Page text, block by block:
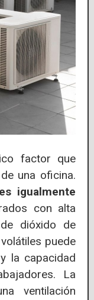
factor que
una oficina.
igualmente
con alta
dióxido de
puede
la capacidad
La
ventilación